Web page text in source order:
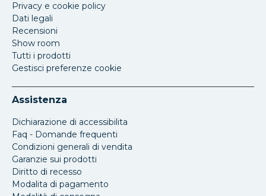
Privacy e cookie policy
Dati legali
Recensioni
Show room
Tutti i prodotti
Gestisci preferenze cookie
Assistenza
Dichiarazione di accessibilita
Faq - Domande frequenti
Condizioni generali di vendita
Garanzie sui prodotti
Diritto di recesso
Modalita di pagamento